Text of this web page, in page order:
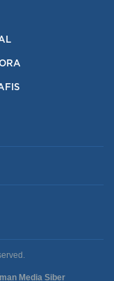
Media Siber